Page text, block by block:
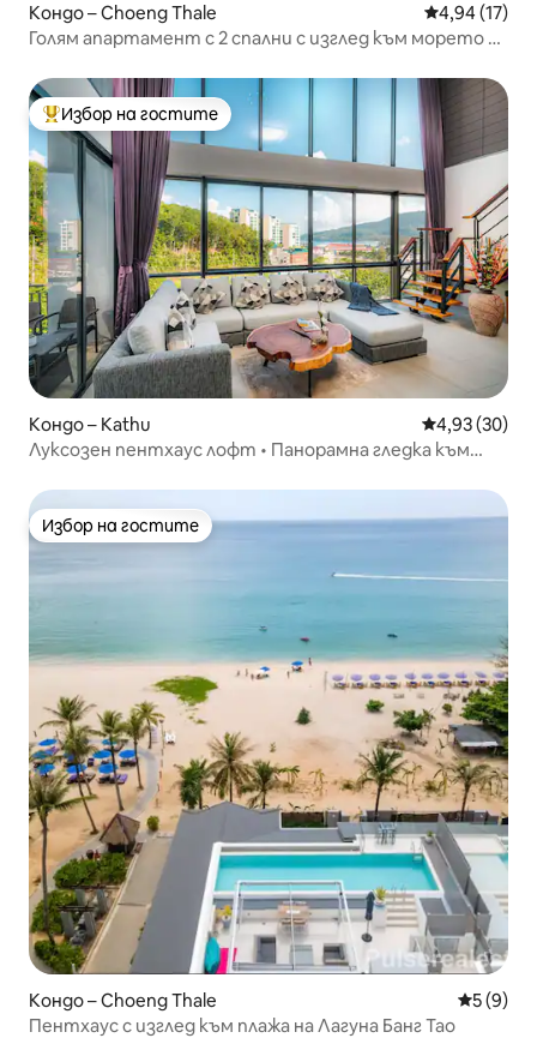
Кондо – Choeng Thale Средна
4,94 (17)
Голям апартамент с 2 спални с изглед към морето и
Най-популярен избор на гостите
Избор на гостите
Кондо – Kathu Средна
4,93 (30)
Луксозен пентхаус лофт • Панорамна гледка към
Избор на гостите
Избор на гостите
Кондо – Choeng Thale Средна
5 (9)
Пентхаус с изглед към плажа на Лагуна Банг Тао